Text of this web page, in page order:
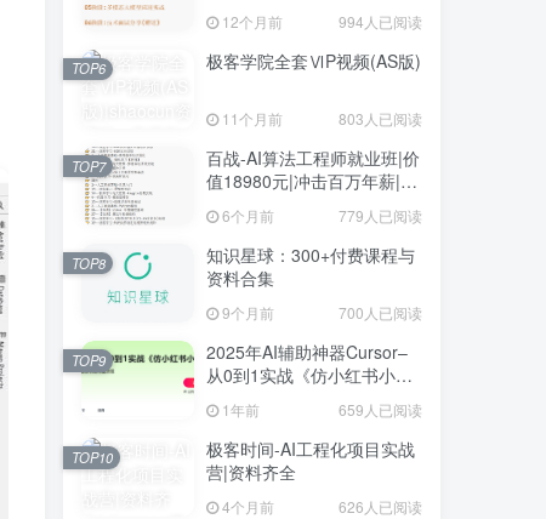
12个月前 994人已阅读
极客学院全套ⅥP视频(AS版)
11个月前 803人已阅读
TOP6
百战-AI算法工程师就业班|价
值18980元|冲击百万年薪|完
结无秘
6个月前 779人已阅读
TOP7
知识星球：300+付费课程与
资料合集
9个月前 700人已阅读
TOP8
2025年AI辅助神器Cursor–
从0到1实战《仿小红书小程
序》1年前 659人已阅读
TOP9
极客时间-AI工程化项目实战
营|资料齐全
4个月前 626人已阅读
TOP10